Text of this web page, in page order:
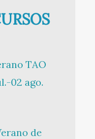
TAO
02 ago.
de